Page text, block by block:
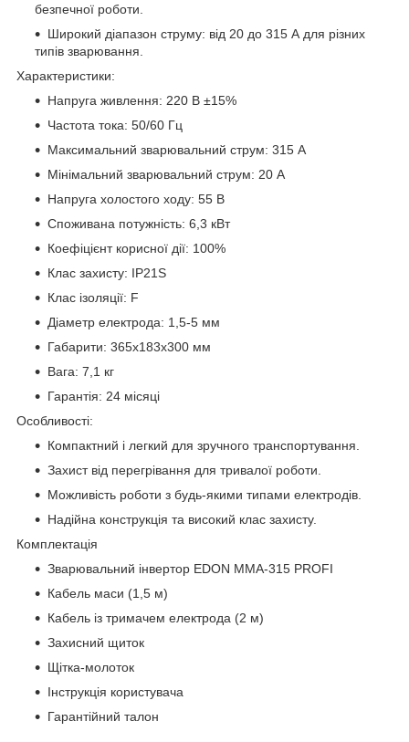
безпечної роботи.
Широкий діапазон струму: від 20 до 315 А для різних
типів зварювання.
Характеристики:
Напруга живлення: 220 В ±15%
Частота тока: 50/60 Гц
Максимальний зварювальний струм: 315 А
Мінімальний зварювальний струм: 20 А
Напруга холостого ходу: 55 В
Споживана потужність: 6,3 кВт
Коефіцієнт корисної дії: 100%
Клас захисту: IP21S
Клас ізоляції: F
Діаметр електрода: 1,5-5 мм
Габарити: 365х183х300 мм
Вага: 7,1 кг
Гарантія: 24 місяці
Особливості:
Компактний і легкий для зручного транспортування.
Захист від перегрівання для тривалої роботи.
Можливість роботи з будь-якими типами електродів.
Надійна конструкція та високий клас захисту.
Комплектація
Зварювальний інвертор EDON MMA-315 PROFI
Кабель маси (1,5 м)
Кабель із тримачем електрода (2 м)
Захисний щиток
Щітка-молоток
Інструкція користувача
Гарантійний талон